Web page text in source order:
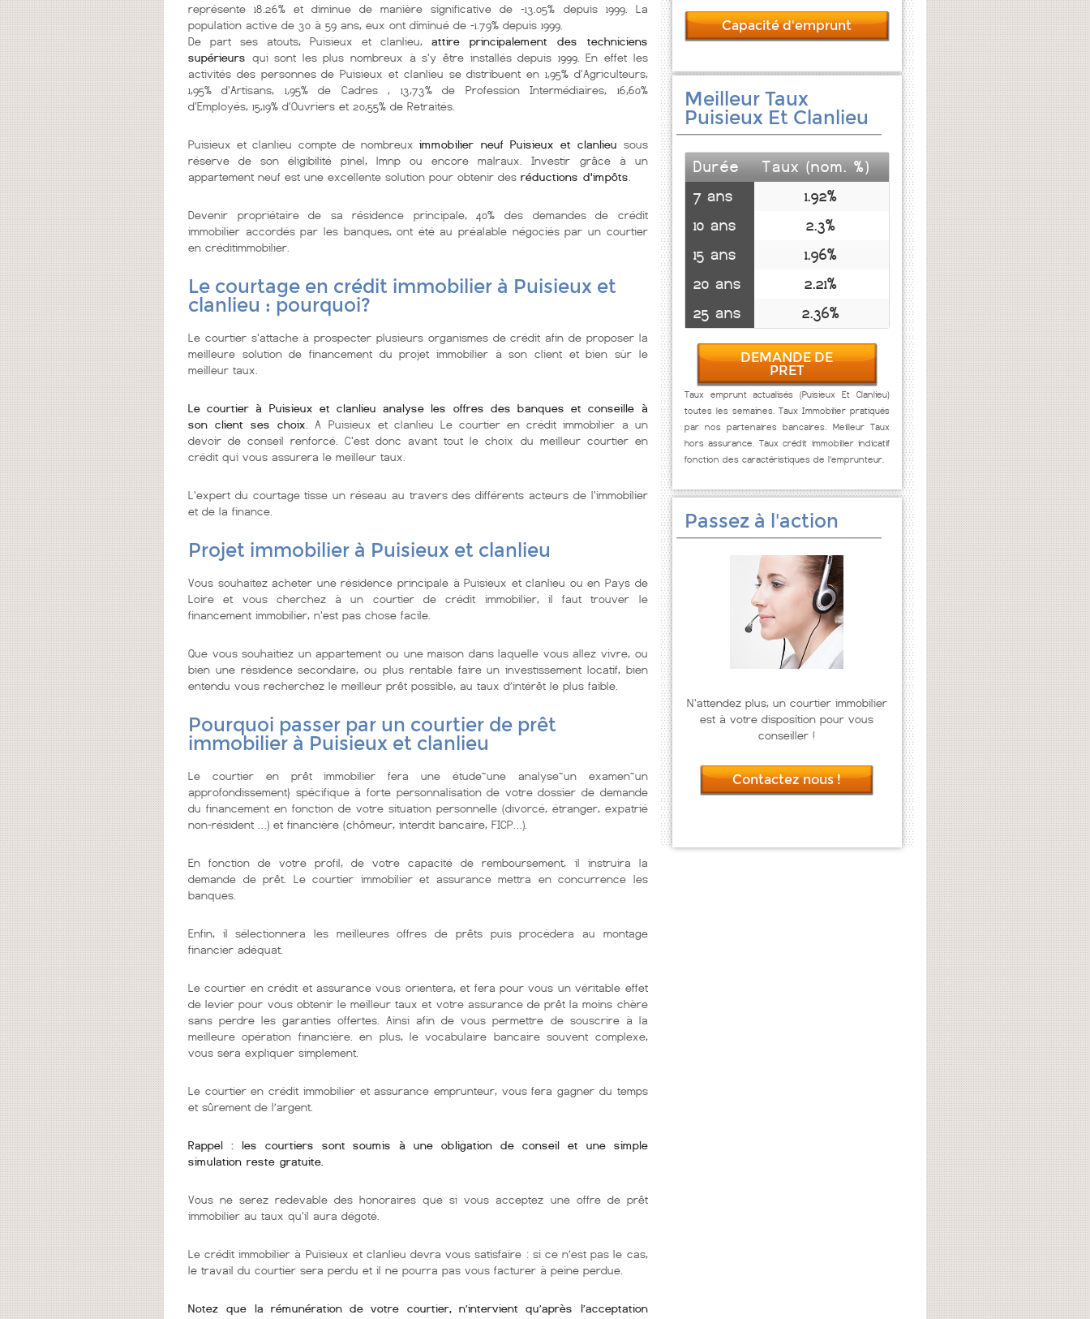
représente 18.26% et diminue de manière significative de -13.05% depuis 1999. La
population active de 30 à 59 ans, eux ont diminué de -1.79% depuis 1999.
De part ses atouts, Puisieux et clanlieu, attire principalement des techniciens
supérieurs qui sont les plus nombreux à s'y être installés depuis 1999. En effet les
activités des personnes de Puisieux et clanlieu se distribuent en 1,95% d'Agriculteurs,
1,95% d'Artisans, 1,95% de Cadres , 13,73% de Profession Intermédiaires, 16,60%
d'Employés, 15,19% d'Ouvriers et 20,55% de Retraités.
Puisieux et clanlieu compte de nombreuximmobilier neuf Puisieux et clanlieu sous
réserve de son éligibilité pinel, lmnp ou encore malraux. Investir grâce à un
appartement neuf est une excellente solution pour obtenir des réductions d'impôts
Devenir propriétaire de sa résidence principale, 40% des demandes de crédit
immobilier accordés par les banques, ont été au préalable négociés par un courtier
en créditimmobilier.
Le courtage en crédit immobilier à Puisieux et
clanlieu : pourquoi?
Le courtier s'attache à prospecter plusieurs organismes de crédit afin de proposer la
meilleure solution de financement du projet immobilier à son client et bien sùr le
meilleur taux.
Le courtier à Puisieux et clanlieu analyse les offres des banques et conseille à
son client ses choix . A Puisieux et clanlieu Le courtier en crédit immobilier a un
devoir de conseil renforcé. C'est donc avant tout le choix du meilleur courtier en
crédit qui vous assurera le meilleur taux.
L'expert du courtage tisse un réseau au travers des différents acteurs de l'immobilier
et de la finance.
Projet immobilier à Puisieux et clanlieu
Vous souhaitez acheter une résidence principale à Puisieux et clanlieu ou en Pays de
Loire et vous cherchez à un courtier de crédit immobilier, il faut trouver le
financement immobilier, n'est pas chose facile.
Que vous souhaitiez un appartement ou une maison dans laquelle vous allez vivre, ou
bien une résidence secondaire, ou plus rentable faire un investissement locatif, bien
entendu vous recherchez le meilleur prêt possible, au taux d’intérêt le plus faible.
Pourquoi passer par un courtier de prêt
immobilier à Puisieux et clanlieu
Le courtier en prêt immobilier fera une étude~une analyse~un examen~un
approfondissement} spécifique à forte personnalisation de votre dossier de demande
du financement en fonction de votre situation personnelle (divorcé, étranger, expatrié
non-résident …) et financière (chômeur, interdit bancaire, FICP…).
En fonction de votre profil, de votre capacité de remboursement, il instruira la
demande de prêt. Le courtier immobilier et assurance mettra en concurrence les
banques.
Enfin, il sélectionnera les meilleures offres de prêts puis procédera au montage
financier adéquat.
Le courtier en crédit et assurance vous orientera, et fera pour vous un véritable effet
de levier pour vous obtenir le meilleur taux et votre assurance de prêt la moins chère
sans perdre les garanties offertes. Ainsi afin de vous permettre de souscrire à la
meilleure opération financière. en plus, le vocabulaire bancaire souvent complexe,
vous sera expliquer simplement.
Le courtier en crédit immobilier et assurance emprunteur, vous fera gagner du temps
et sûrement de l’argent.
Rappel : les courtiers sont soumis à une obligation de conseil et une simple
simulation reste gratuite.
Vous ne serez redevable des honoraires que si vous acceptez une offre de prêt
immobilier au taux qu'il aura dégoté.
Le crédit immobilier à Puisieux et clanlieu devra vous satisfaire : si ce n’est pas le cas,
le travail du courtier sera perdu et il ne pourra pas vous facturer à peine perdue.
Notez que la rémunération de votre courtier, n’intervient qu’après l’acceptation
Capacité d'emprunt
Meilleur Taux
Puisieux Et Clanlieu
Durée
Taux (nom. %)
7 ans
1.92%
10 ans
2.3%
15 ans
1.96%
20 ans
2.21%
25 ans
2.36%
DEMANDE DE
PRET
Taux emprunt actualisés (Puisieux Et Clanlieu)
toutes les semaines. Taux Immobilier pratiqués
par nos partenaires bancaires. Meilleur Taux
hors assurance. Taux crédit immobilier indicatif
fonction des caractéristiques de l'emprunteur.
Passez à l'action
N'attendez plus, un courtier immobilier
est à votre disposition pour vous
conseiller !
Contactez nous !